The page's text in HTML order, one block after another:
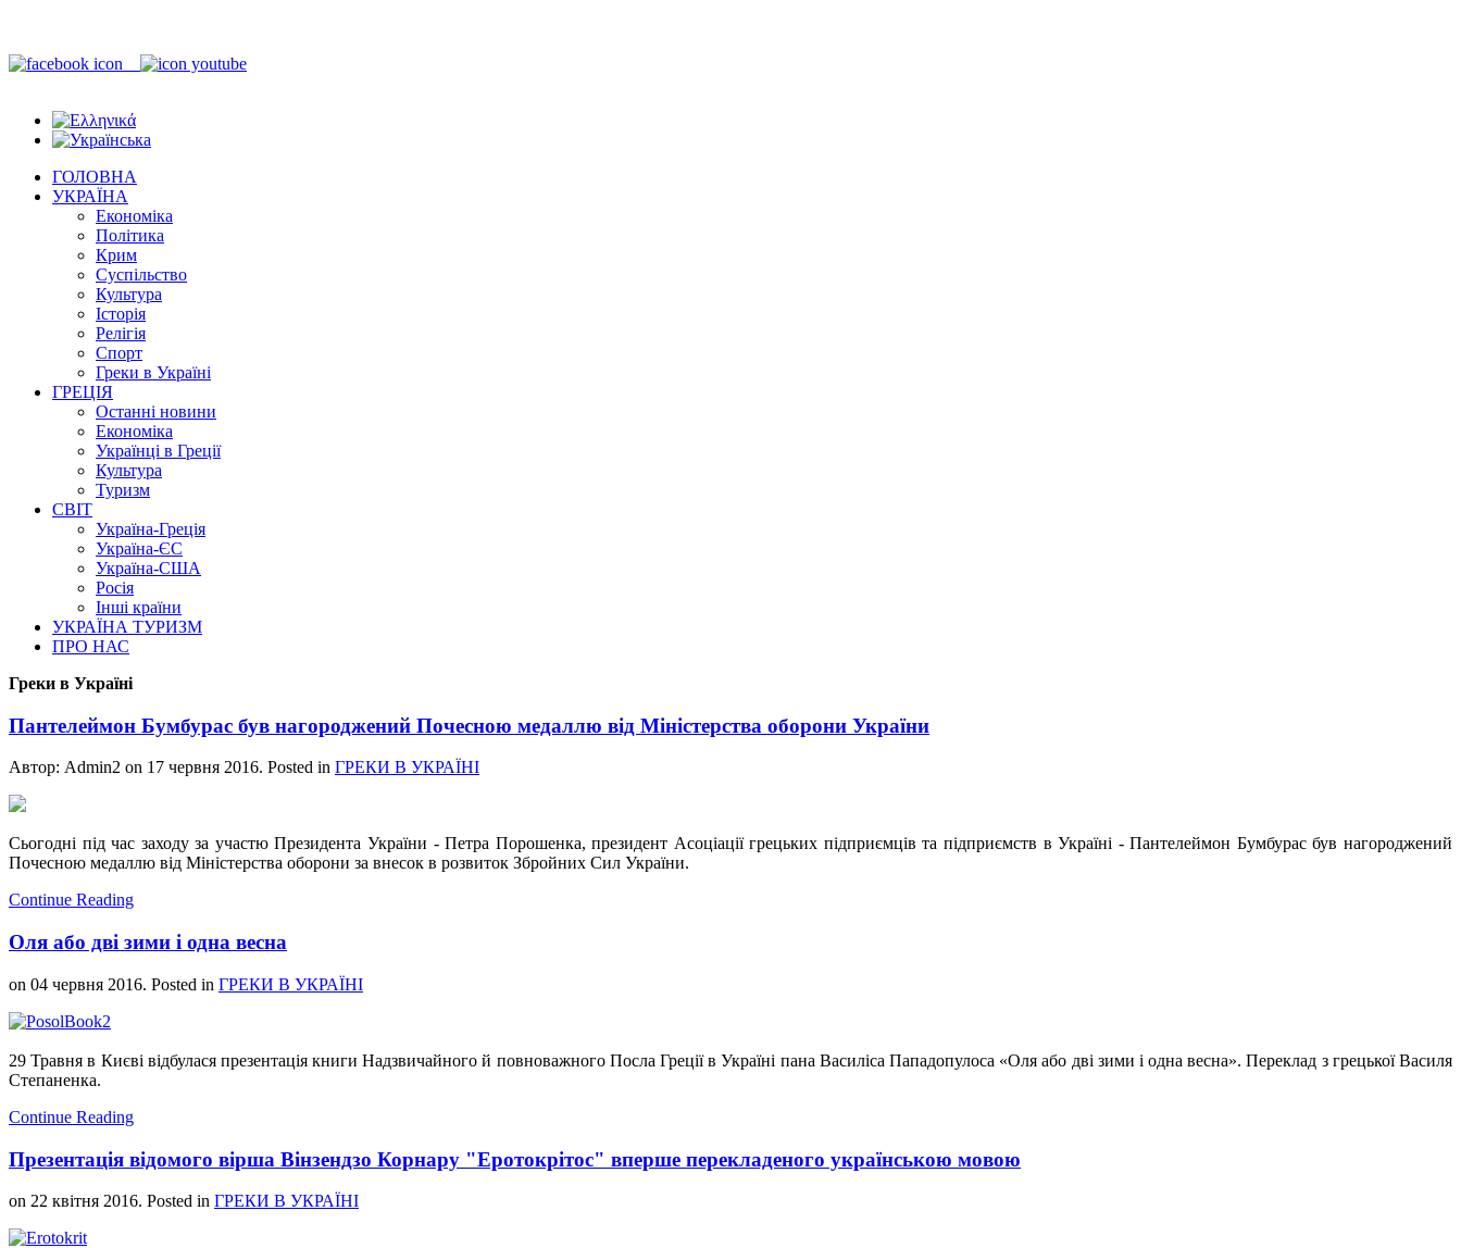
ГОЛОВНА
УКРАЇНА
Економіка
Політика
Крим
Суспільство
Культура
Історія
Релігія
Спорт
Греки в Україні
ГРЕЦІЯ
Останні новини
Економіка
Українці в Греції
Культура
Туризм
СВІТ
Україна-Греція
Україна-ЄС
Україна-США
Росія
Інші країни
УКРАЇНА ТУРИЗМ
ПРО НАС
Греки в Україні
Пантелеймон Бумбурас був нагороджений Почесною медаллю від Міністерства оборони України
Автор: Admin2 on 17 червня 2016. Posted in ГРЕКИ В УКРАЇНІ
Сьогодні під час заходу за участю Президента України - Петра Порошенка, президент Асоціації грецьких підприємців та підприємств в Україні - Пантелеймон Бумбурас був нагороджений
Почесною медаллю від Міністерства оборони за внесок в розвиток Збройних Сил України.
Continue Reading
Оля або дві зими і одна весна
on 04 червня 2016. Posted in ГРЕКИ В УКРАЇНІ
29 Травня в Києві відбулася презентація книги Надзвичайного й повноважного Посла Греції в Україні пана Василіса Пападопулоса «Оля або дві зими і одна весна». Переклад з грецької Василя
Степаненка.
Continue Reading
Презентація відомого вірша Вінзендзо Корнару "Еротокрітос" вперше перекладеного українською мовою
on 22 квітня 2016. Posted in ГРЕКИ В УКРАЇНІ